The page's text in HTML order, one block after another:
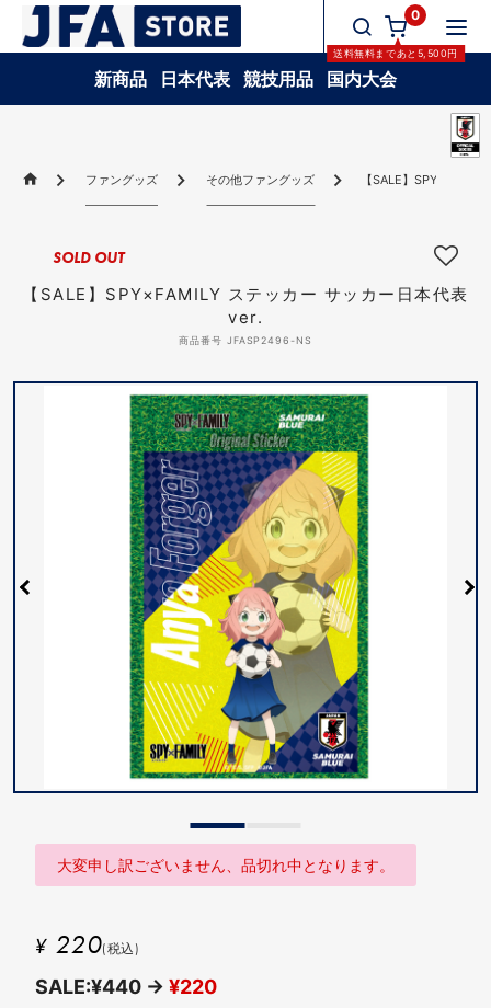
0
送料無料まであと 5,500円
新商品 日本代表 競技用品 国内大会
ファングッズ その他ファングッズ 【SALE】
【SALE】SPY×FAMILY ステッカー サッカー日本代表
ver.
商品番号 JFASP2496-NS
SOLD OUT
大変申し訳ございません、品切れ中となります。
¥ 220(税込)
SALE:¥440 → ¥220